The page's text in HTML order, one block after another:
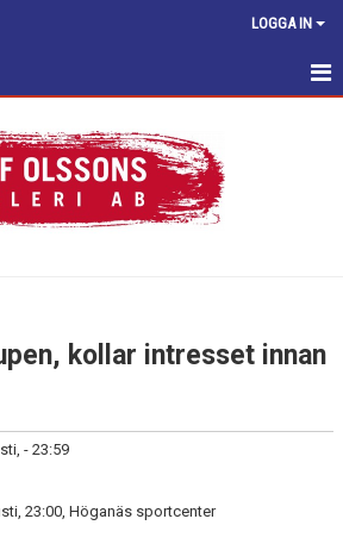
LOGGA IN
kollar intresset innan
- 23:59
23:00, Höganäs sportcenter